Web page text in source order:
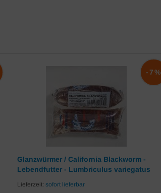
Glanzwürmer / California Blackworm -
Lebendfutter - Lumbriculus variegatus
Lieferzeit: sofort lieferbar
-7%